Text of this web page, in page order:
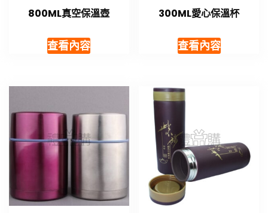
800ML真空保溫壺
查看內容
300ML愛心保溫杯
查看內容